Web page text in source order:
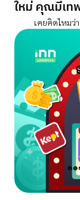
ใหม่ คุณมีเท
เคยคิดไหมว่า ถ้